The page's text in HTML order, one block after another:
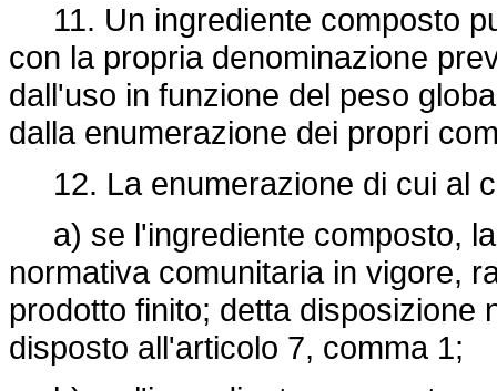
11. Un ingrediente composto
con la propria denominazione
dall'uso in funzione del peso
dalla enumerazione dei propri
12. La enumerazione di cui al
a) se l'ingrediente composto,
normativa comunitaria in vigore,
prodotto finito; detta disposizione
disposto all'articolo 7, comma 1;